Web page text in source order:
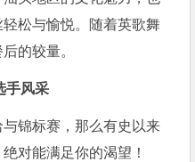
松与愉悦。随着英歌舞
的较量。
手风采
锦标赛，那么有史以来
绝对能满足你的渴望！